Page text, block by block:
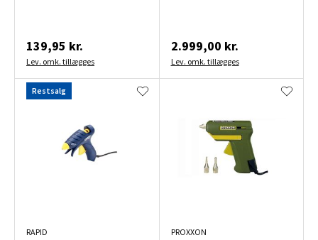
139,95 kr.
Lev. omk. tillægges
2.999,00 kr.
Lev. omk. tillægges
Restsalg
RAPID PROXXON